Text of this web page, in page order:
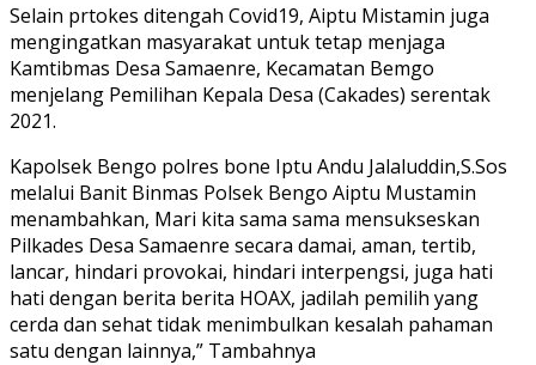
Selain prtokes ditengah Covid19, Aiptu Mistamin juga
mengingatkan masyarakat untuk tetap menjaga
Kamtibmas Desa Samaenre, Kecamatan Bemgo
menjelang Pemilihan Kepala Desa (Cakades) serentak
2021.
Kapolsek Bengo polres bone Iptu Andu Jalaluddin,S.Sos
melalui Banit Binmas Polsek Bengo Aiptu Mustamin
menambahkan, Mari kita sama sama mensukseskan
Pilkades Desa Samaenre secara damai, aman, tertib,
lancar, hindari provokai, hindari interpengsi, juga hati
hati dengan berita berita HOAX, jadilah pemilih yang
cerda dan sehat tidak menimbulkan kesalah pahaman
satu dengan lainnya,” Tambahnya